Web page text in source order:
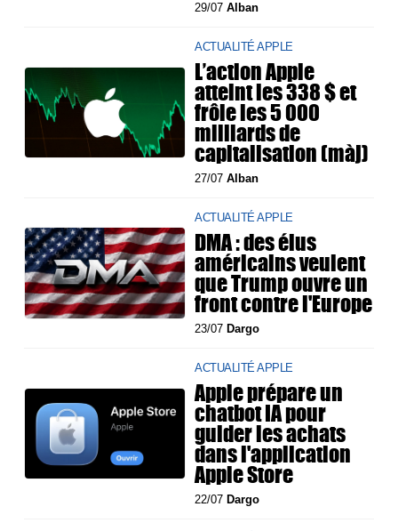
29/07Alban
ACTUALITÉ APPLE
L’action Apple
atteint les 338 $ et
frôle les 5 000
milliards de
capitalisation (màj)
27/07Alban
ACTUALITÉ APPLE
DMA : des élus
américains veulent
que Trump ouvre un
front contre l'Europe
23/07 Dargo
ACTUALITÉ APPLE
Apple prépare un
chatbot IA pour
guider les achats
dans l'application
Apple Store
22/07 Dargo